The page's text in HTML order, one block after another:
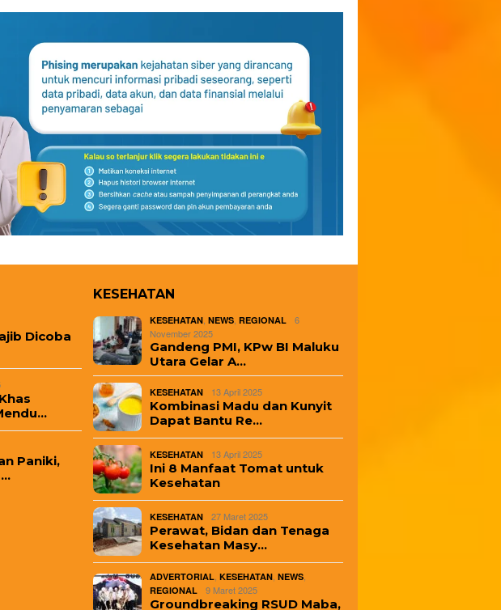
Dicoba
Paniki,
KESEHATAN
KESEHATAN ,NEWS ,REGIONAL
6
November 2025
Gandeng PMI, KPw BI Maluku
Utara Gelar A…
KESEHATAN 13 April 2025
Kombinasi Madu dan Kunyit
Dapat Bantu Re…
KESEHATAN 13 April 2025
Ini 8 Manfaat Tomat untuk
Kesehatan
KESEHATAN 27 Maret 2025
Perawat, Bidan dan Tenaga
Kesehatan Masy…
ADVERTORIAL ,KESEHATAN ,NEWS
REGIONAL 9 Maret 2025
Groundbreaking RSUD Maba,